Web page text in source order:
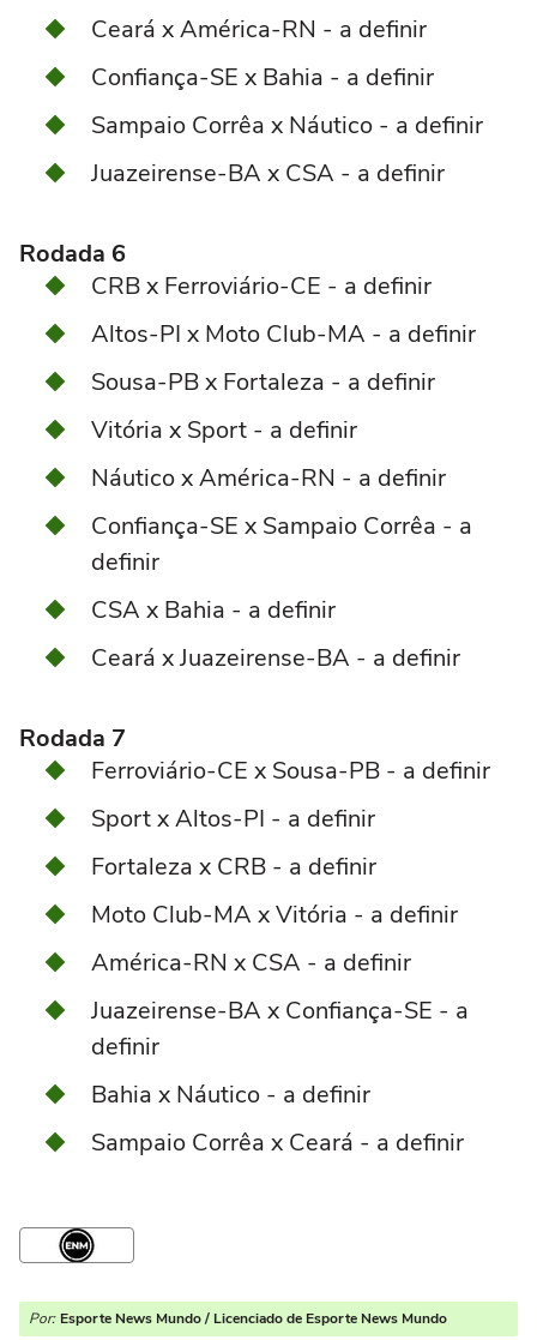
Ceará x América-RN - a definir
Confiança-SE x Bahia - a definir
Sampaio Corrêa x Náutico - a definir
Juazeirense-BA x CSA - a definir
Rodada 6
CRB x Ferroviário-CE - a definir
Altos-PI x Moto Club-MA - a definir
Sousa-PB x Fortaleza - a definir
Vitória x Sport - a definir
Náutico x América-RN - a definir
Confiança-SE x Sampaio Corrêa - a
definir
CSA x Bahia - a definir
Ceará x Juazeirense-BA - a definir
Rodada 7
Ferroviário-CE x Sousa-PB - a definir
Sport x Altos-PI - a definir
Fortaleza x CRB - a definir
Moto Club-MA x Vitória - a definir
América-RN x CSA - a definir
Juazeirense-BA x Confiança-SE - a
definir
Bahia x Náutico - a definir
Sampaio Corrêa x Ceará - a definir
Por: Esporte News Mundo / Licenciado de Esporte News Mundo